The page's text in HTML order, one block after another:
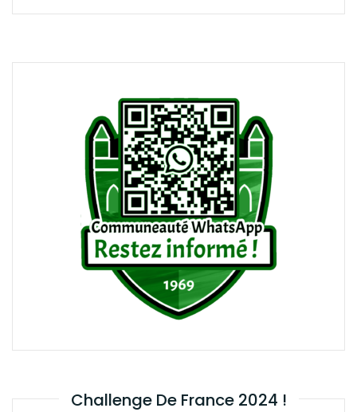
Challenge De France 2024 !